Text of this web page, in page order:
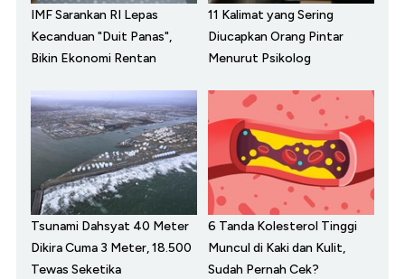
IMF Sarankan RI Lepas
Kecanduan "Duit Panas",
Bikin Ekonomi Rentan
11 Kalimat yang Sering
Diucapkan Orang Pintar
Menurut Psikolog
Tsunami Dahsyat 40 Meter
Dikira Cuma 3 Meter, 18.500
Tewas Seketika
6 Tanda Kolesterol Tinggi
Muncul di Kaki dan Kulit,
Sudah Pernah Cek?